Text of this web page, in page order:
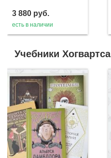
3 880 руб.
есть в наличии
Учебники Хогвартса